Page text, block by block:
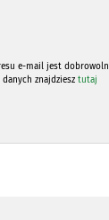
e-mail jest
danych znajdziesztutaj